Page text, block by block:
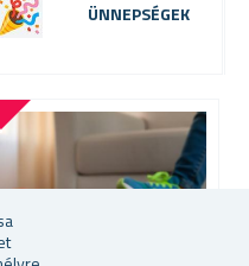
ÜNNEPSÉGEK